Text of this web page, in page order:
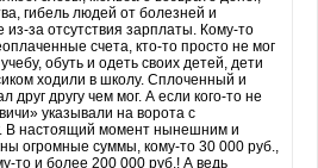
гибель людей от болезней и
из-за отсутствия зарплаты. Кому-то
счета, кто-то просто не мог
обуть и одеть своих детей, дети
ходили в школу. Сплоченный и
друг другу чем мог. А если кого-то не
указывали на ворота с
В настоящий момент нынешним и
огромные суммы, кому-то 30 000 руб.,
то и более 200 000 руб.! А ведь